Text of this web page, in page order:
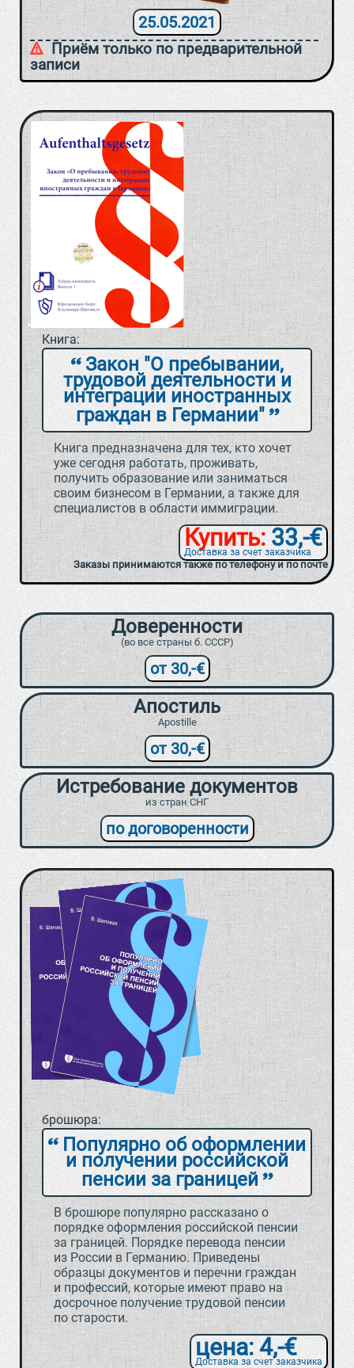
25.05.2021
Приём только по предварительной
записи
Книга:
Закон "О пребывании,
трудовой деятельности и
интеграции иностранных
граждан в Германии"
Книга предназначена для тех, кто хочет
уже сегодня работать, проживать,
получить образование или заниматься
своим бизнесом в Германии, а также для
специалистов в области иммиграции.
Купить: 33,-€
Доставка за счет заказчика
Заказы принимаются также по телефону и по почте
Доверенности
(во все страны б. СССР)
от 30,-€
Апостиль
Apostille
от 30,-€
Истребование документов
из стран СНГ
по договоренности
брошюра:
Популярно об оформлении
и получении российской
пенсии за границей
В брошюре популярно рассказано о
порядке оформления российской пенсии
за границей. Порядке перевода пенсии
из России в Германию. Приведены
образцы документов и перечни граждан
и профессий, которые имеют право на
досрочное получение трудовой пенсии
по старости.
цена: 4,-€
Доставка за счет заказчика